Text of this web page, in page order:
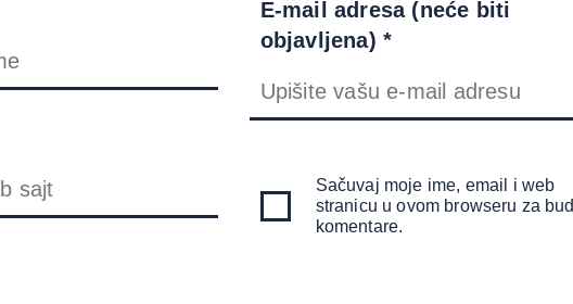
E-mail adresa (neće biti
objavljena) *
Sačuvaj moje ime, email i web
stranicu u ovom browseru za
komentare.